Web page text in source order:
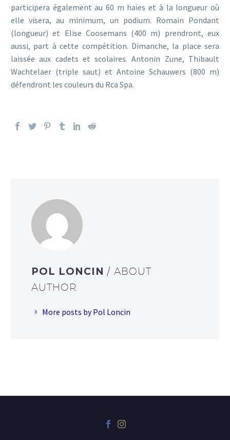
participera également au 60 m haies et à la longueur où
elle visera, au minimum, un podium. Romain Pondant
(longueur) et Elise Coosemans (400 m) prendront, eux
aussi, part à cette compétition. Dimanche, la place sera
laissée aux cadets et scolaires. Antonin Zune, Thibault
Wachtelaer (triple saut) et Antoine Schauwers (800 m)
défendront les couleurs du Rca Spa.
POL LONCIN/ ABOUT
AUTHOR
More posts by Pol Loncin